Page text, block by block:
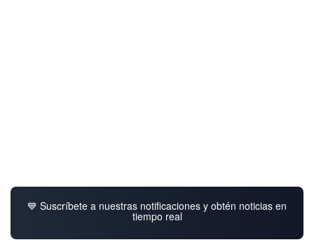
💙 Suscríbete a nuestras notificaciones y obtén noticias en
tiempo real